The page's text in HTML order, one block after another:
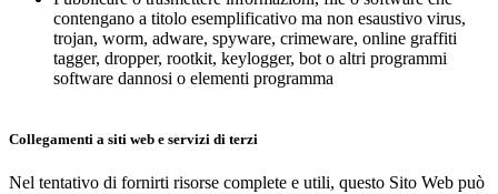
contengano a titolo esemplificativo ma non esaustivo virus,
trojan, worm, adware, spyware, crimeware, online graffiti
tagger, dropper, rootkit, keylogger, bot o altri programmi
software dannosi o elementi programma
Collegamenti a siti web e servizi di terzi
Nel tentativo di fornirti risorse complete e utili, questo Sito Web può